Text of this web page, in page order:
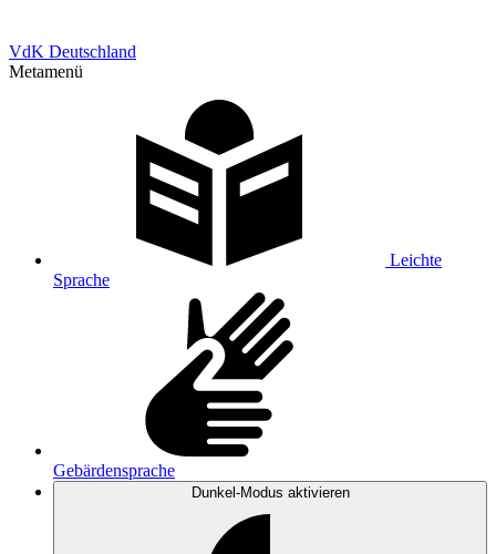
VdK Deutschland
Metamenü
Leichte
Sprache
Gebärdensprache
Dunkel-Modus aktivieren